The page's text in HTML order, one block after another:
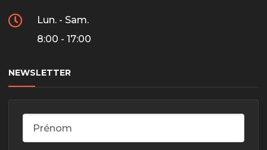
Lun. - Sam.
8:00 - 17:00
NEWSLETTER